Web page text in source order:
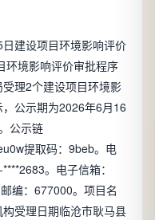
建设项目环境影响评价
环境影响评价审批程序
理2个建设项目环境影
公示期为2026年6月16
公示链
提取码：9beb。电
。电子信箱：
编：677000。项目名
受理日期临沧市耿马县